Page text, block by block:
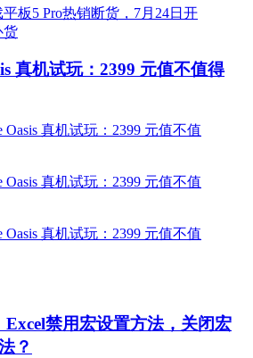
真机试玩：2399 元值不值得
禁用宏设置方法，关闭宏
？